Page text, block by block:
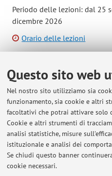
Questo sito web
Nel nostro sito utilizziamo sia
funzionamento, sia cookie e altri
facoltativi che potrai attivare solo
Cookie e altri strumenti di
analisi statistiche, misure
istituzionale e analisi dei
Se chiudi questo banner
cookie necessari.
Periodo delle lezioni: dal 25
dicembre 2026
Orario delle lezioni
Ultimi
Risultati lingua e linguistica
frontali, maggio 2026
Pubblicato il: 29 maggio 2026
Risultati Lingua e Liguistica
esercitazioni del 26/05/2025